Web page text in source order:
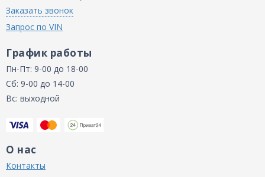
Заказать звонок
Запрос по VIN
График работы
Пн-Пт: 9-00 до 18-00
Сб: 9-00 до 14-00
Вс: выходной
О нас
Контакты